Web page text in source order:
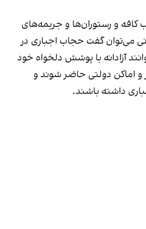
کافه و رستوران‌ها و جریمه‌های
می‌توان گفت حجاب اجباری در
آزادانه با پوشش دلخواه خود
و اماکن دولتی حاضر شوند و
داشته باشند.